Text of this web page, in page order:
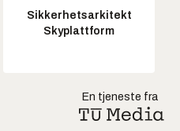
Sikkerhetsarkitekt
Skyplattform
En tjeneste fra